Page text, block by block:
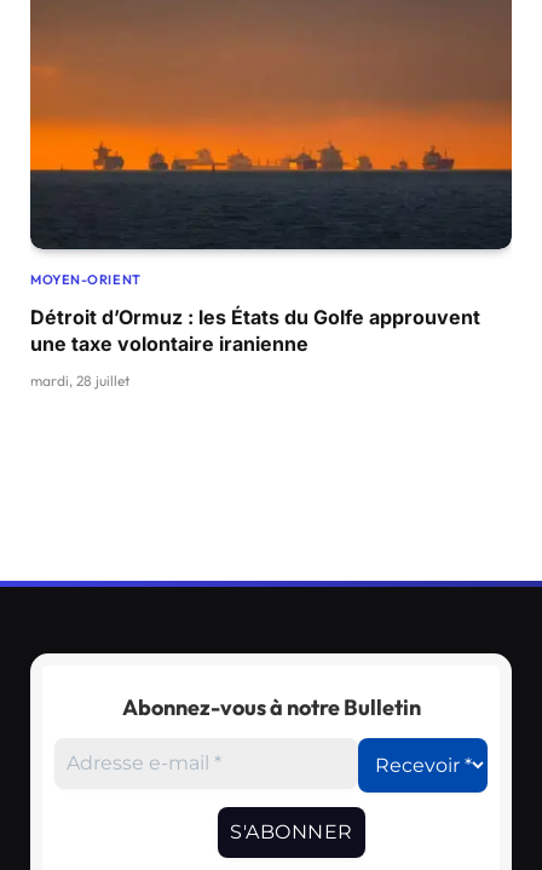
MOYEN-ORIENT
Détroit d’Ormuz : les États du Golfe approuvent
une taxe volontaire iranienne
mardi, 28 juillet
Abonnez-vous à notre Bulletin